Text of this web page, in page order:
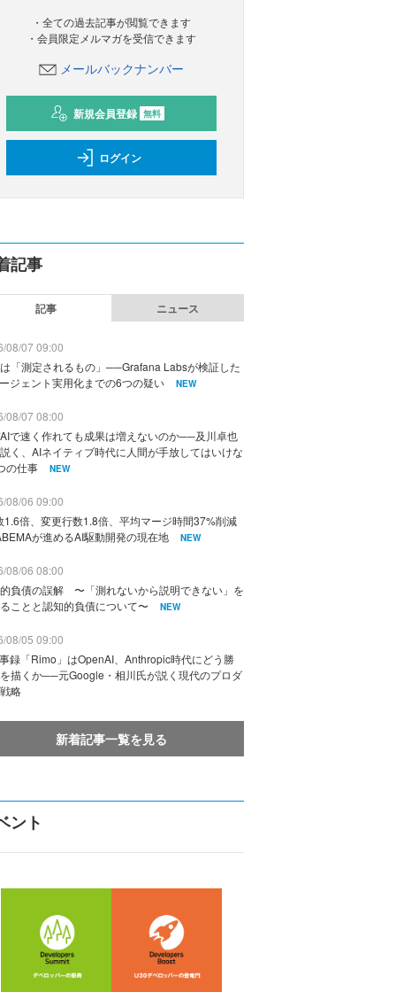
・全ての過去記事が閲覧できます
・会員限定メルマガを受信できます
メールバックナンバー
新規会員登録 無料
ログイン
記事
記事 ニュース
08/07 09:00
「測定されるもの」──Grafana Labsが検証した
ジェント実用化までの6つの疑い
NEW
08/07 08:00
で速く作れても成果は増えないのか──及川卓也
く、AIネイティブ時代に人間が手放してはいけな
の仕事
NEW
08/06 09:00
1.6倍、変更行数1.8倍、平均マージ時間37%削減
が進めるAI駆動開発の現在地
NEW
08/06 08:00
負債の誤解 〜「測れないから説明できない」を
ことと認知的負債について〜
NEW
08/05 09:00
録「Rimo」はOpenAI、Anthropic時代にどう勝
描くか──元Google・相川氏が説く現代のプロダ
略
新着記事一覧を見る
ント